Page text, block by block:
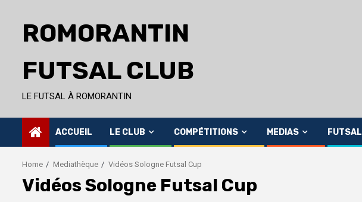
contentROMORANTIN
FUTSAL CLUB
LE FUTSAL À ROMORANTIN
ACCUEIL LE CLUB COMPÉTITIONS MEDIAS FUTSAL
Home Mediathèque Vidéos Sologne Futsal Cup
Vidéos Sologne Futsal Cup